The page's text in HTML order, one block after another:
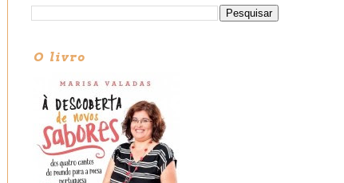
O livro